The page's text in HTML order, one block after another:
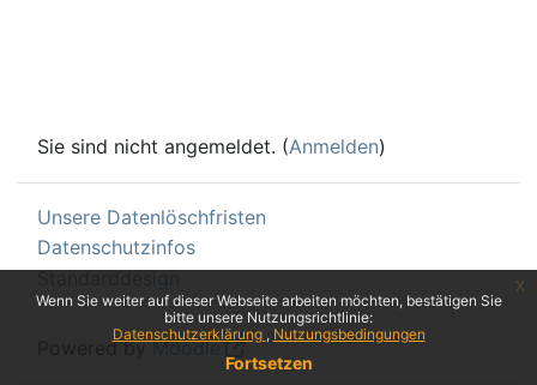
Wenn Sie weiter auf dieser Webseite arbeiten möchten, bestätigen Sie
bitte unsere Nutzungsrichtlinie:
Datenschutzerklärung
Nutzungsbedingungen
Fortsetzen
x
Sie sind nicht angemeldet. (Anmelden)
Unsere Datenlöschfristen
Datenschutzinfos
Standarddesign
Powered byMoodle